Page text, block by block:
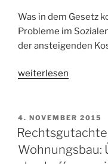
Was in dem Gesetz
Probleme im
der ansteigenden
ein
erster
Schritt,
aber
weiterlesen
VERÖFFENTLICHT
AM
4. NOVEMBER 2015
Wohnungsbau: